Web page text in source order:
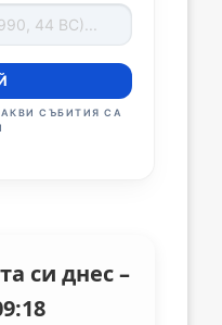
СЪБИТИЯ СА
си днес –